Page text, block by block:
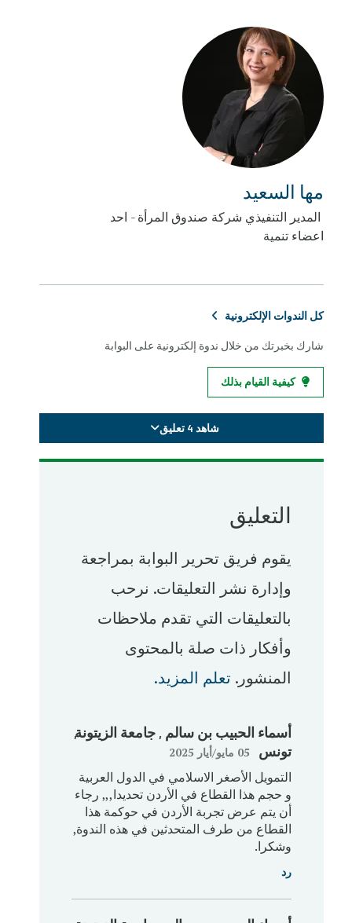
مها السعيد
المدير التنفيذي شركة صندوق المرأة - احد
اعضاء تنمية
كل الندوات الإلكترونية
شارك بخبرتك من خلال ندوة إلكترونية على البوابة
كيفية القيام بذلك
شاهد 4 تعليق
التعليق
يقوم فريق تحرير البوابة بمراجعة
وإدارة نشر التعليقات. نرحب
بالتعليقات التي تقدم ملاحظات
وأفكار ذات صلة بالمحتوى
المنشور.تعلم المزيد.
أسماء الحبيب بن سالم, جامعة الزيتونة,
تونس 05 مايو/‏أيار 2025
التمويل الأصغر الاسلامي في الدول العربية
و حجم هذا القطاع في الأردن تحديدا,,, رجاء
أن يتم عرض تجربة الأردن في حوكمة هذا
القطاع من طرف المتحدثين في هذه الندوة,
وشكرا.